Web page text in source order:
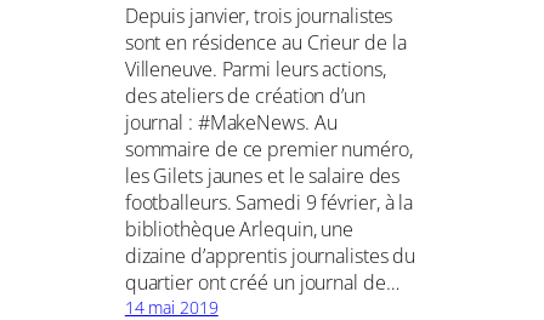
Depuis janvier, trois journalistes
sont en résidence au Crieur de la
Villeneuve. Parmi leurs actions,
des ateliers de création d’un
journal : #MakeNews. Au
sommaire de ce premier numéro,
les Gilets jaunes et le salaire des
footballeurs. Samedi 9 février, à la
bibliothèque Arlequin, une
dizaine d’apprentis journalistes du
quartier ont créé un journal de…
14 mai 2019